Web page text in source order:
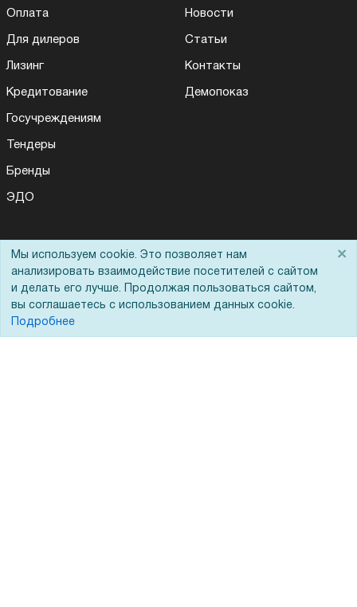
Оплата
Для дилеров
Лизинг
Кредитование
Госучреждениям
Тендеры
Бренды
ЭДО
Новости
Статьи
Контакты
Демопоказ
Помощь
Вопрос-ответ
Реквизиты
Мы используем cookie. Это позволяет нам
анализировать взаимодействие посетителей с сайтом
и делать его лучше. Продолжая пользоваться сайтом,
вы соглашаетесь с использованием данных cookie.
Подробнее
×